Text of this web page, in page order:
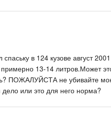
в 124 кузове август
13-14 литров.Может
ПОЖАЛУЙСТА не убивайте
или это для него норма?